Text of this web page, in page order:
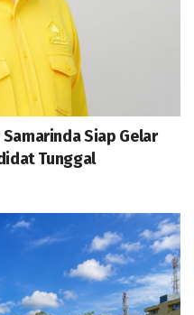
Siap Gelar
Tunggal